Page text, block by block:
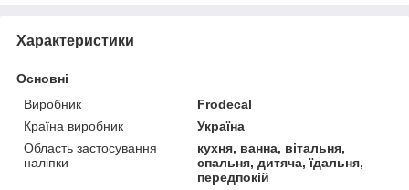
Характеристики
Основні
Виробник
Frodecal
Країна виробник
Україна
Область застосування
наліпки
кухня, ванна, вітальня,
спальня, дитяча, їдальня,
передпокій